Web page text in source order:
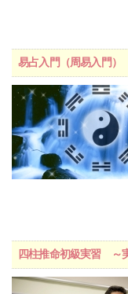
易占入門（周易入門）
四柱推命初級実習 ～